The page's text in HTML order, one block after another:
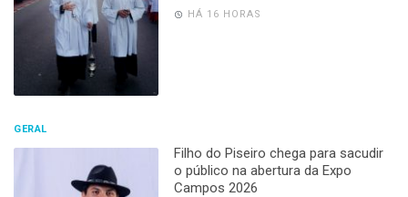
HÁ 16 HORAS
GERAL
Filho do Piseiro chega para sacudir
o público na abertura da Expo
Campos 2026